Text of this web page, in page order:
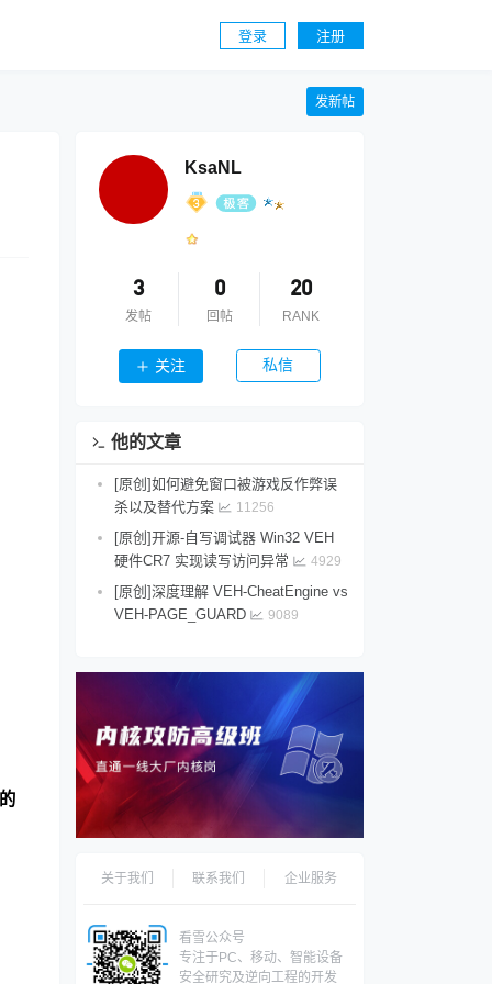
登录 注册
发新帖
KsaNL
3
发帖
0
回帖
20
RANK
关注 私信
他的文章
[原创]如何避免窗口被游戏反作弊误
杀以及替代方案
11256
[原创]开源-自写调试器 Win32 VEH
硬件CR7 实现读写访问异常
4929
[原创]深度理解 VEH-CheatEngine vs
VEH-PAGE_GUARD
9089
关于我们 联系我们 企业服务
看雪公众号
专注于PC、移动、智能设备
安全研究及逆向工程的开发